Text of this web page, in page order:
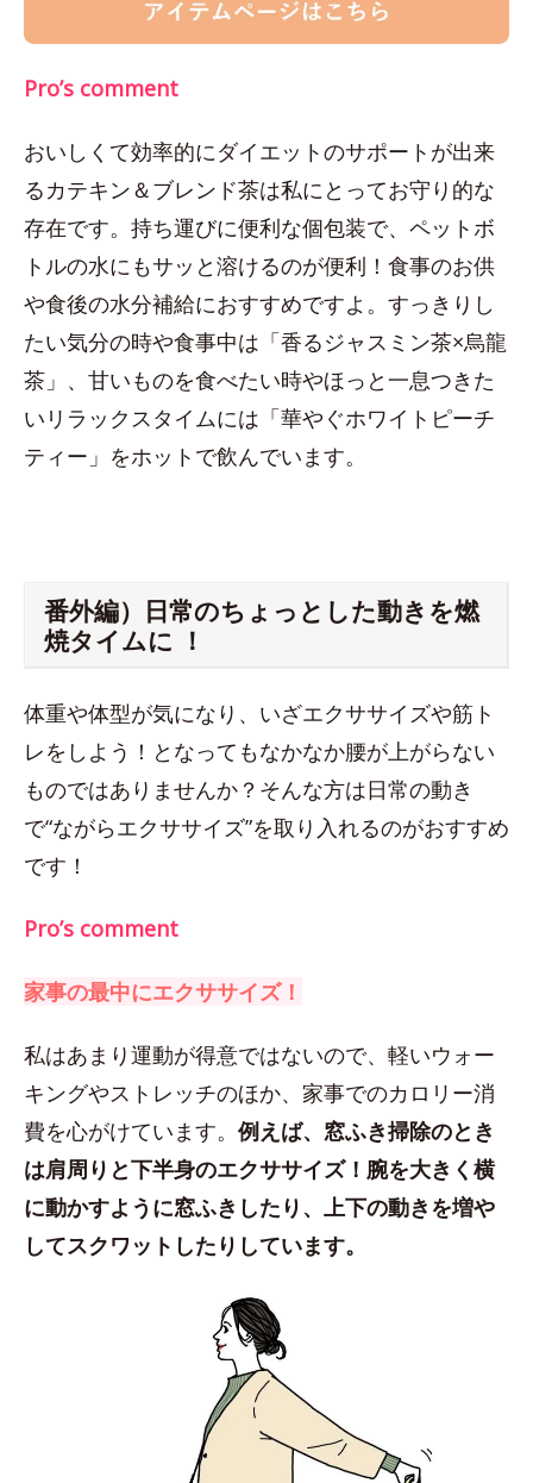
Pro’s comment
おいしくて効率的にダイエットのサポートが出来
るカテキン＆ブレンド茶は私にとってお守り的な
存在です。持ち運びに便利な個包装で、ペットボ
トルの水にもサッと溶けるのが便利！食事のお供
や食後の水分補給におすすめですよ。すっきりし
たい気分の時や食事中は「香るジャスミン茶×烏龍
茶」、甘いものを食べたい時やほっと一息つきた
いリラックスタイムには「華やぐホワイトピーチ
ティー」をホットで飲んでいます。
番外編）日常のちょっとした動きを燃
焼タイムに ！
体重や体型が気になり、いざエクササイズや筋ト
レをしよう！となってもなかなか腰が上がらない
ものではありませんか？そんな方は日常の動き
で“ながらエクササイズ”を取り入れるのがおすすめ
です！
Pro’s comment
家事の最中にエクササイズ！
私はあまり運動が得意ではないので、軽いウォー
キングやストレッチのほか、家事でのカロリー消
費を心がけています。 例えば、窓ふき掃除のとき
は肩周りと下半身のエクササイズ！腕を大きく横
に動かすように窓ふきしたり、上下の動きを増や
してスクワットしたりしています。